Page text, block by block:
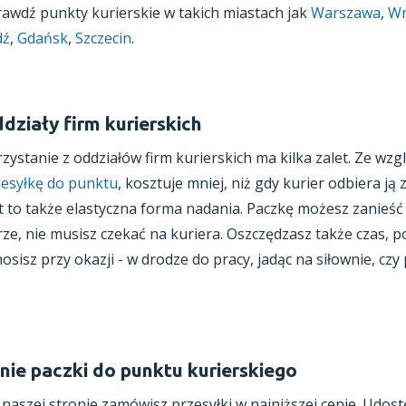
punkty kurierskie w takich miastach jakWarszawa,
, Gdańsk, Szczecin.
firm kurierskich
z oddziałówfirm kurierskich ma kilka zalet. Ze
do punktu, kosztuje mniej, niż gdy kurier odbiera ją
to także elastyczna forma nadania. Paczkę możesz
nie musisz czekać na kuriera. Oszczędzasz także czas,
przy okazji - w drodze do pracy, jadąc na siłownie,
paczki do punktu kurierskiego